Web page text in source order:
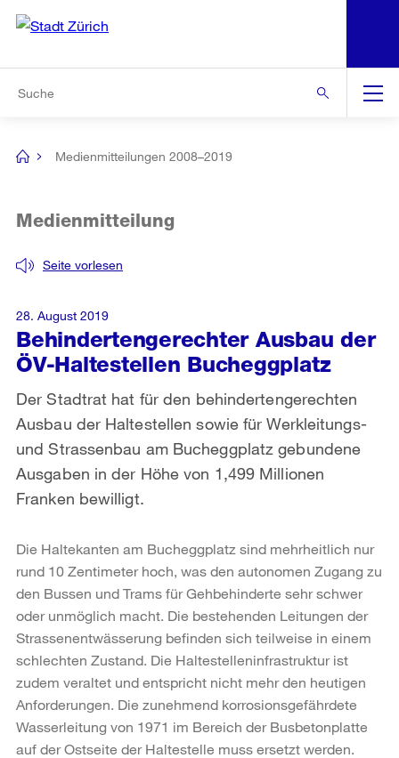
Navigation
[no
Medienmitteilungen 2008–2019
Behindertengerechter Ausbau der
ÖV-Haltestellen Bucheggplatz
Seite vorlesen
Medienmitteilung
Der Stadtrat hat für den behindertengerechten
Ausbau der Haltestellen sowie für Werkleitungs-
und Strassenbau am Bucheggplatz gebundene
Ausgaben in der Höhe von 1,499 Millionen
Franken bewilligt.
28. August 2019
Die Haltekanten am Bucheggplatz sind mehrheitlich nur
rund 10 Zentimeter hoch, was den autonomen Zugang zu
den Bussen und Trams für Gehbehinderte sehr schwer
oder unmöglich macht. Die bestehenden Leitungen der
Strassenentwässerung befinden sich teilweise in einem
schlechten Zustand. Die Haltestelleninfrastruktur ist
zudem veraltet und entspricht nicht mehr den heutigen
Anforderungen. Die zunehmend korrosionsgefährdete
Wasserleitung von 1971 im Bereich der Busbetonplatte
auf der Ostseite der Haltestelle muss ersetzt werden.